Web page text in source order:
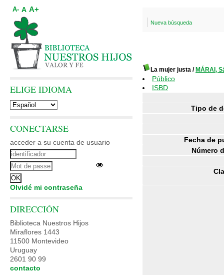
Nueva búsqueda
La mujer justa / MÁRAI,
Público
ISBD
Tipo de
Fecha de
Número
A- A A+
ELIGE IDIOMA
CONECTARSE
acceder a su cuenta de usuario
Olvidé mi contraseña
DIRECCIÓN
Biblioteca Nuestros Hijos
Miraflores 1443
11500 Montevideo
Uruguay
2601 90 99
contacto